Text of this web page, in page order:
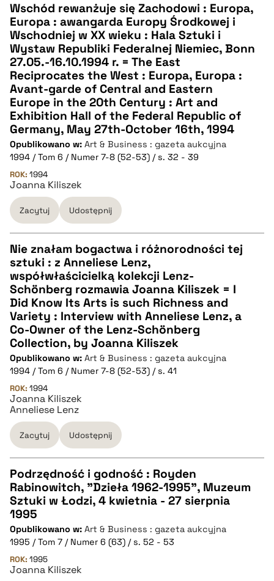
pobierz cytat
CZYSTY TEKST
pobierz cytat
BIBTEX
pobierz cytat
Wschód rewanżuje się Zachodowi : Europa,
Europa : awangarda Europy Środkowej i
Wschodniej w XX wieku : Hala Sztuki i
Wystaw Republiki Federalnej Niemiec, Bonn
27.05.-16.10.1994 r. = The East
Reciprocates the West : Europa, Europa :
Avant-garde of Central and Eastern
Europe in the 20th Century : Art and
Exhibition Hall of the Federal Republic of
Germany, May 27th-October 16th, 1994
Opublikowano w: Art & Business : gazeta aukcyjna
1994 / Tom 6 / Numer 7-8 (52-53) / s. 32 - 39
ROK: 1994
Joanna Kiliszek
Zacytuj Udostępnij
CZYSTY TEKST
pobierz cytat
BIBTEX
Nie znałam bogactwa i różnorodności tej
sztuki : z Anneliese Lenz,
współwłaścicielką kolekcji Lenz-
Schönberg rozmawia Joanna Kiliszek = I
Did Know Its Arts is such Richness and
Variety : Interview with Anneliese Lenz, a
Co-Owner of the Lenz-Schönberg
Collection, by Joanna Kiliszek
Opublikowano w: Art & Business : gazeta aukcyjna
1994 / Tom 6 / Numer 7-8 (52-53) / s. 41
ROK: 1994
Joanna Kiliszek
Anneliese Lenz
Zacytuj Udostępnij
CZYSTY TEKST
pobierz cytat
BIBTEX
Podrzędność i godność : Royden
Rabinowitch, "Dzieła 1962-1995", Muzeum
Sztuki w Łodzi, 4 kwietnia - 27 sierpnia
1995
Opublikowano w: Art & Business : gazeta aukcyjna
1995 / Tom 7 / Numer 6 (63) / s. 52 - 53
ROK: 1995
Joanna Kiliszek